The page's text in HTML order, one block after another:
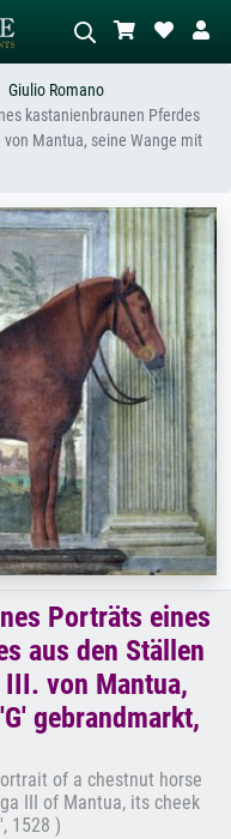
KI-Bildersuche
Stehender Akt neben einem
Baum.
Giulio Romano
kastanienbraunen Pferdes
Mantua, seine Wange mit
Porträts eines
aus den Ställen
von Mantua,
gebrandmarkt,
of a chestnut horse
III of Mantua, its cheek
1528 )